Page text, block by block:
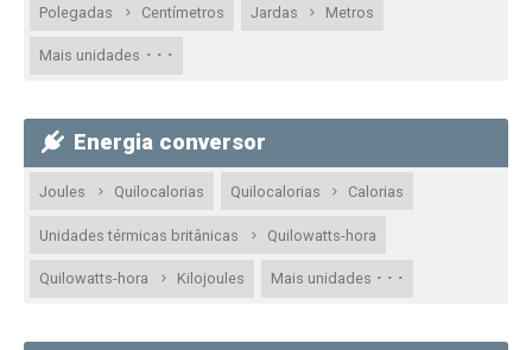
Polegadas Centímetros Jardas Metros
Mais unidades · · ·
Energia conversor
Joules Quilocalorias Quilocalorias Calorias
Unidades térmicas britânicas Quilowatts-hora
Quilowatts-hora Kilojoules Mais unidades · · ·